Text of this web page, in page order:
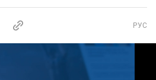
РУС